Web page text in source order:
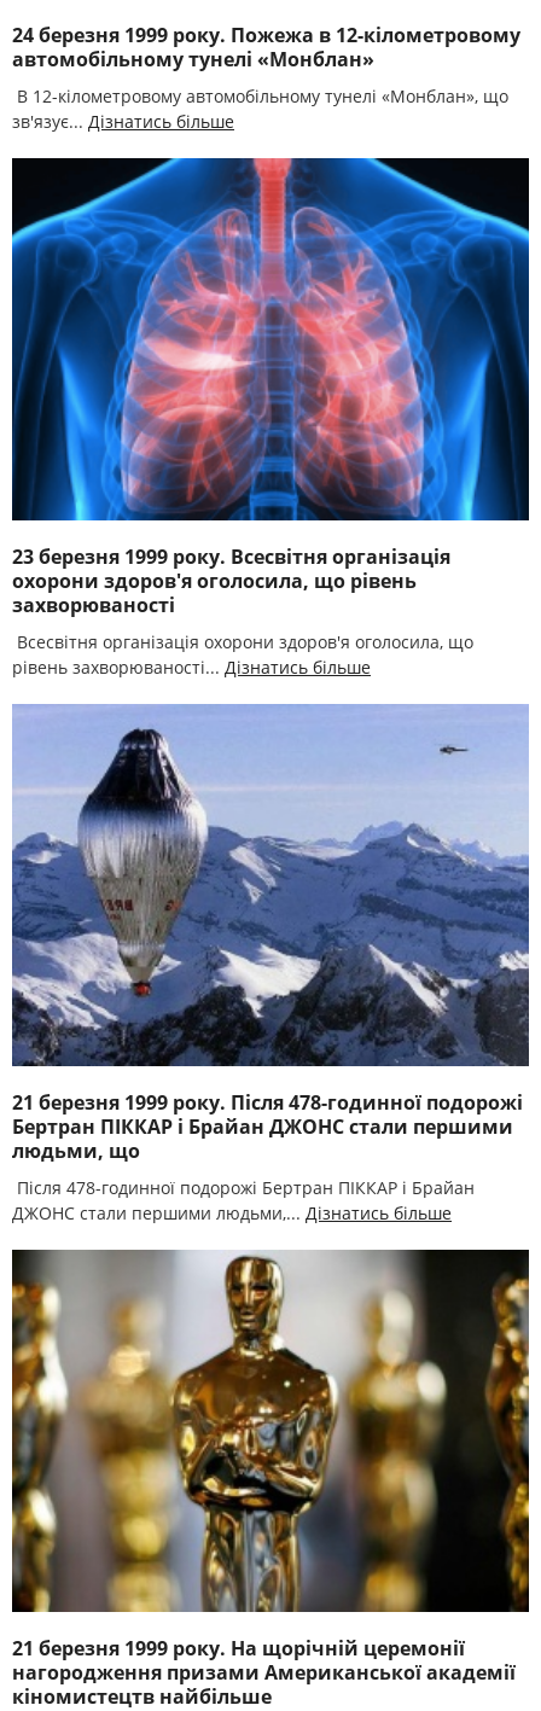
24 березня 1999 року. Пожежа в 12-кілометровому
автомобільному тунелі «Монблан»
В 12-кілометровому автомобільному тунелі «Монблан», що
зв'язує... Дізнатись більше
23 березня 1999 року. Всесвітня організація
охорони здоров'я оголосила, що рівень
захворюваності
Всесвітня організація охорони здоров'я оголосила, що
рівень захворюваності... Дізнатись більше
21 березня 1999 року. Після 478-годинної подорожі
Бертран ПІККАР і Брайан ДЖОНС стали першими
людьми, що
Після 478-годинної подорожі Бертран ПІККАР і Брайан
ДЖОНС стали першими людьми,... Дізнатись більше
21 березня 1999 року. На щорічній церемонії
нагородження призами Американської академії
кіномистецтв найбільше